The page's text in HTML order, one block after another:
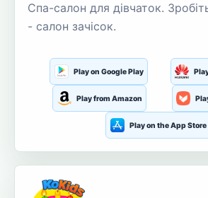
Спа-салон для дівчаток.
- салон зачісок.
Play on Google Play
Play from Amazon
Play on the App Store